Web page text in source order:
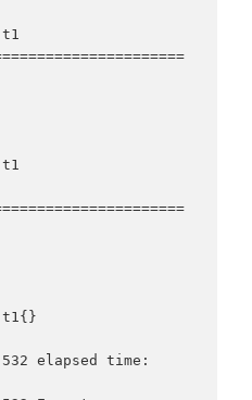
elapsed time: